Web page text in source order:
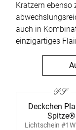
Kratzern
auch in
einzigartiges
Deckchen
Spitze®
Lichtschein #1W